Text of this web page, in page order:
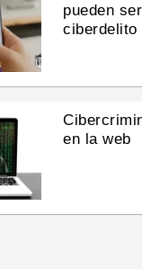
pueden
ciberdelito
en la web